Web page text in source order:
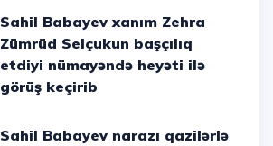
Sahil Babayev xanım Zehra
Zümrüd Selçukun başçılıq
etdiyi nümayəndə heyəti ilə
görüş keçirib
Sahil Babayev narazı qazilərlə